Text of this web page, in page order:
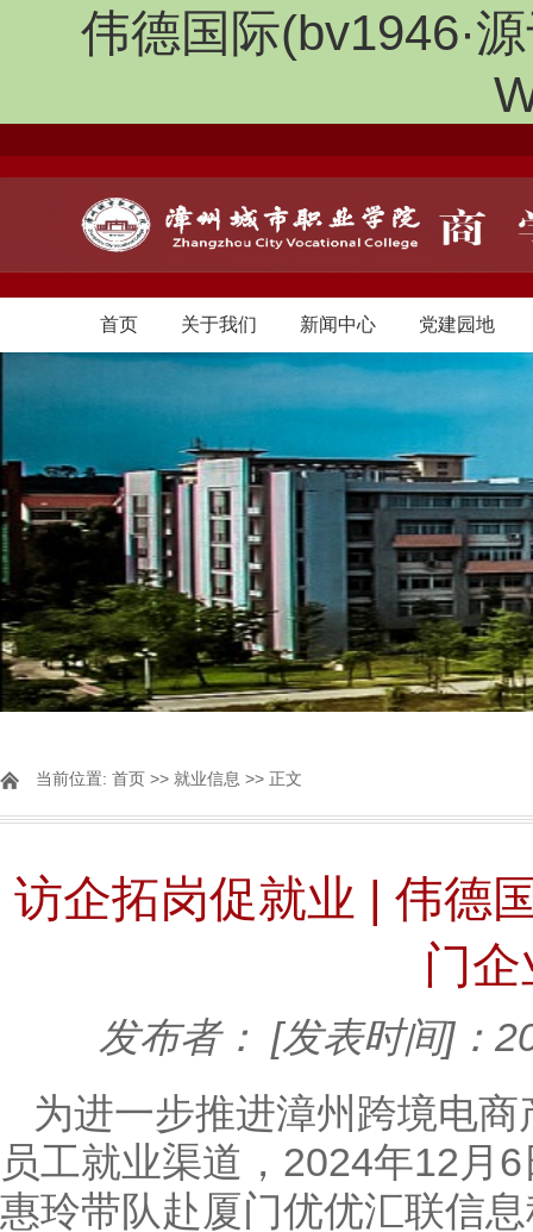
伟德国际(bv1946·
首页 关于我们 新闻中心 党建园地
当前位置: 首页 >> 就业信息 >> 正文
访企拓岗促就业 | 伟德
门
发布者： [发表时间]：
为进一步推进漳州跨境电
员工就业渠道，2024年12月
惠玲带队赴厦门优优汇联信